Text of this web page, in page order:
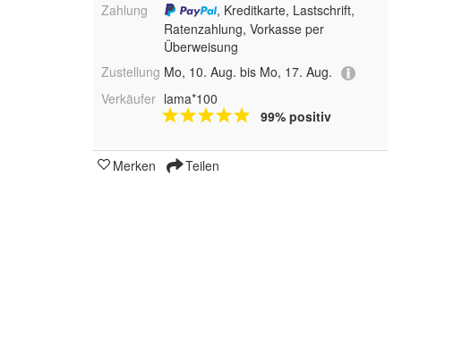
Zahlung
, Kreditkarte, Lastschrift,
Ratenzahlung, Vorkasse per
Überweisung
Zustellung Mo, 10. Aug. bis Mo, 17. Aug.
Verkäufer lama*100
99% positiv
Merken Teilen